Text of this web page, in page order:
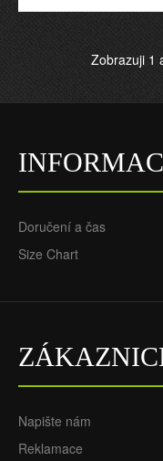
Oficiální
70,55€
Zobrazuji 1
Doručení a čas
Size Chart
Napište nám
Reklamace